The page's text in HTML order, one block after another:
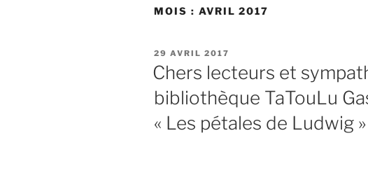
MOIS : AVRIL 2017
PUBLIÉ
LE
29 AVRIL 2017
Chers lecteurs et
bibliothèque TaTouLu
« Les pétales de Ludwig »